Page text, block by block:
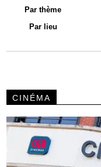
Par thème
Par lieu
CINÉMA